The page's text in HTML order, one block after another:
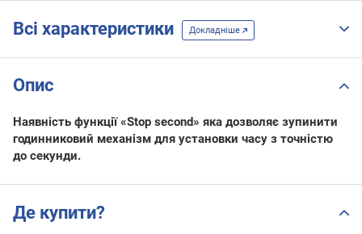
Всі характеристики Докладніше
Опис
Наявність функції «Stop second» яка дозволяє зупинити
годинниковий механізм для установки часу з точністю
до секунди.
Де купити?